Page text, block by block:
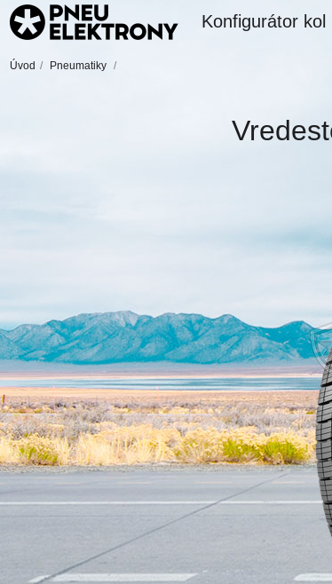
Konfigurátor kol
Úvod / Pneumatiky /